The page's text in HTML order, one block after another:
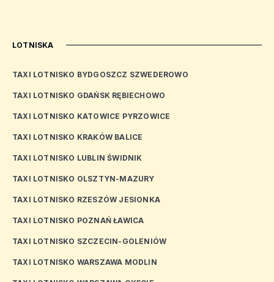
LOTNISKA
TAXI LOTNISKO BYDGOSZCZ SZWEDEROWO
TAXI LOTNISKO GDAŃSK RĘBIECHOWO
TAXI LOTNISKO KATOWICE PYRZOWICE
TAXI LOTNISKO KRAKÓW BALICE
TAXI LOTNISKO LUBLIN ŚWIDNIK
TAXI LOTNISKO OLSZTYN-MAZURY
TAXI LOTNISKO RZESZÓW JESIONKA
TAXI LOTNISKO POZNAŃ ŁAWICA
TAXI LOTNISKO SZCZECIN-GOLENIÓW
TAXI LOTNISKO WARSZAWA MODLIN